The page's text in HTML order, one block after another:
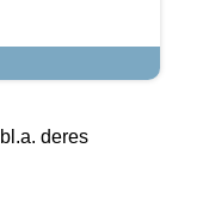
deres